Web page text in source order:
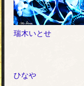
瑞木いとせ
ひなや